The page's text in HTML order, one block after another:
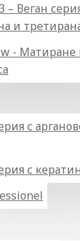
– Веган
и
- Матиране
с
с кератин